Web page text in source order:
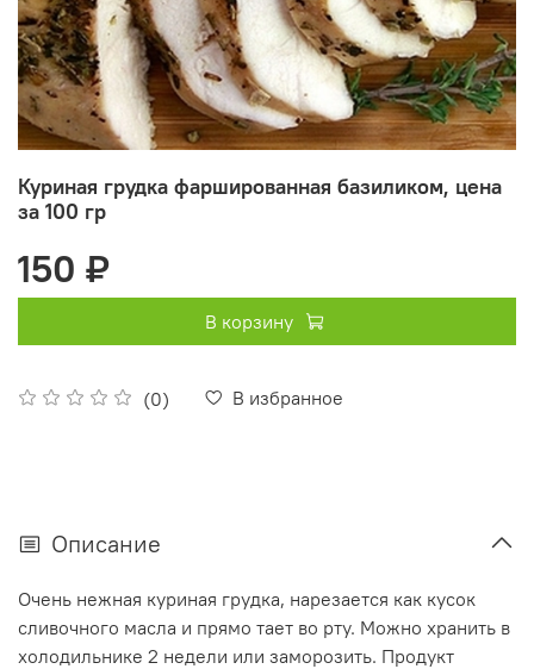
Куриная грудка фаршированная базиликом, цена
за 100 гр
(0) В избранное
150 ₽
В корзину
Описание
Очень нежная куриная грудка, нарезается как кусок
сливочного масла и прямо тает во рту. Можно хранить в
холодильнике 2 недели или заморозить. Продукт